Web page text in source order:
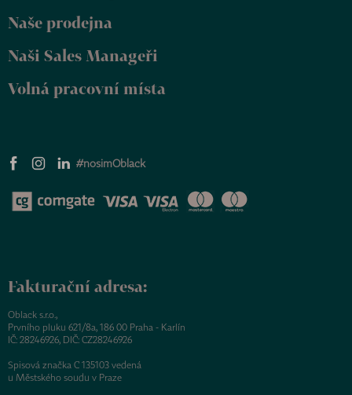
Naše prodejna
Naši Sales Manageři
Volná pracovní místa
#nosimOblack
Fakturační adresa:
Oblack s.r.o.,
Prvního pluku 621/8a, 186 00 Praha - Karlín
IČ: 28246926, DIČ: CZ28246926
Spisová značka C 135103 vedená
u Městského soudu v Praze